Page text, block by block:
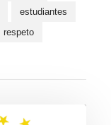
estudiantes
respeto